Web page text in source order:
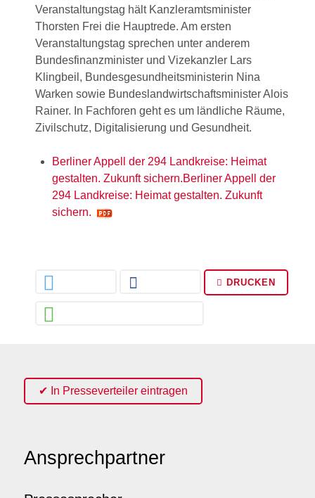
Veranstaltungstag hält Kanzleramtsminister
Thorsten Frei die Hauptrede. Am ersten
Veranstaltungstag sprechen unter anderem
Bundesfinanzminister und Vizekanzler Lars
Klingbeil, Bundesgesundheitsministerin Nina
Warken sowie Bundeslandwirtschaftsminister Alois
Rainer. In Fachforen geht es um ländliche Räume,
Zivilschutz, Digitalisierung und Gesundheit.
Berliner Appell der 294 Landkreise: Heimat
gestalten. Zukunft sichern.Berliner Appell der
294 Landkreise: Heimat gestalten. Zukunft
sichern.
DRUCKEN
✔ In Presseverteiler eintragen
Ansprechpartner